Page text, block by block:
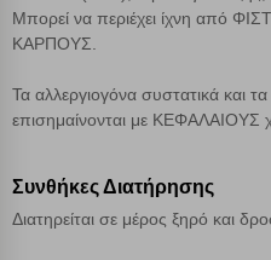
Μπορεί να περιέχει ίχνη από
ΚΑΡΠΟΥΣ.
Τα αλλεργιογόνα συστατικά και
επισημαίνονται με ΚΕΦΑΛΑΙΟΥΣ
Συνθήκες Διατήρησης
Διατηρείται σε μέρος ξηρό και